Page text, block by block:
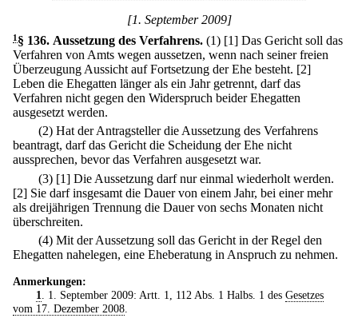
[1. September 2009]
1 § 136. Aussetzung des Verfahrens. (1) [1] Das Gericht soll das
Verfahren von Amts wegen aussetzen, wenn nach seiner freien
Überzeugung Aussicht auf Fortsetzung der Ehe besteht. [2]
Leben die Ehegatten länger als ein Jahr getrennt, darf das
Verfahren nicht gegen den Widerspruch beider Ehegatten
ausgesetzt werden.
(2) Hat der Antragsteller die Aussetzung des Verfahrens
beantragt, darf das Gericht die Scheidung der Ehe nicht
aussprechen, bevor das Verfahren ausgesetzt war.
(3) [1] Die Aussetzung darf nur einmal wiederholt werden.
[2] Sie darf insgesamt die Dauer von einem Jahr, bei einer mehr
als dreijährigen Trennung die Dauer von sechs Monaten nicht
überschreiten.
(4) Mit der Aussetzung soll das Gericht in der Regel den
Ehegatten nahelegen, eine Eheberatung in Anspruch zu nehmen.
Anmerkungen:
1
. 1. September 2009: Artt. 1, 112 Abs. 1 Halbs. 1 des Gesetzes
vom 17. Dezember 2008